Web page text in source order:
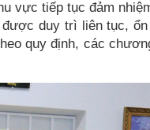
vực tiếp tục đảm
duy trì liên tục, ổn
quy định, các